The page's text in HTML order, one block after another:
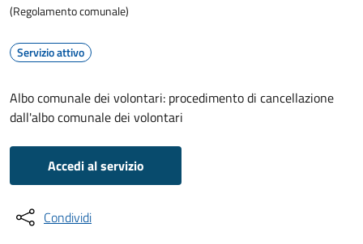
(Regolamento comunale)
Servizio attivo
Albo comunale dei volontari: procedimento di cancellazione
dall'albo comunale dei volontari
Accedi al servizio
Condividi